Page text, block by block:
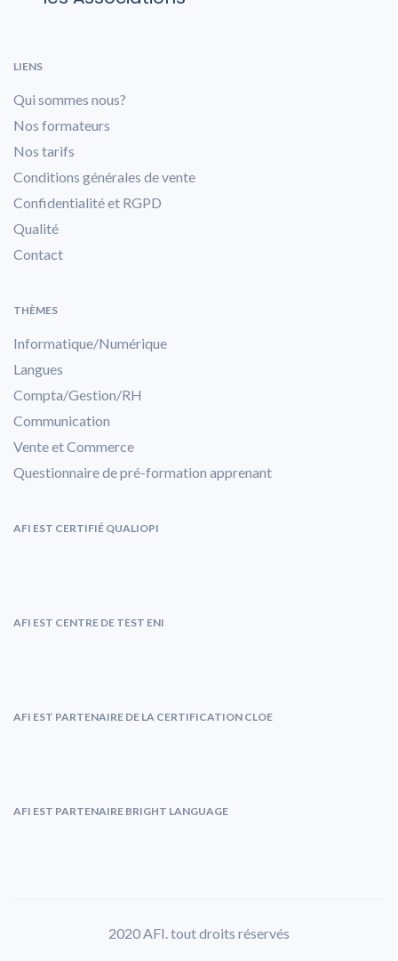
LIENS
Qui sommes nous?
Nos formateurs
Nos tarifs
Conditions générales de vente
Confidentialité et RGPD
Qualité
Contact
THÈMES
Informatique/Numérique
Langues
Compta/Gestion/RH
Communication
Vente et Commerce
Questionnaire de pré-formation apprenant
AFI EST CERTIFIÉ QUALIOPI
AFI EST CENTRE DE TEST ENI
AFI EST PARTENAIRE DE LA CERTIFICATION CLOE
AFI EST PARTENAIRE BRIGHT LANGUAGE
2020 AFI. tout droits réservés